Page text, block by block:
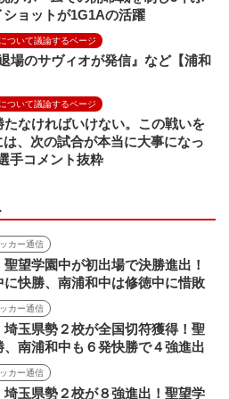
ョットが1G1Aの活躍
ついて議論するページ
場のサヴィオが発信』など【浦和
ついて議論するページ
なければいけない。この戦いを
は、次の試合が本当に大事になっ
手コメント抜粋
カー通信
聖望学園中が初出場で決勝進出！
快勝、南浦和中は修徳中に惜敗
カー通信
埼玉県勢２校が全国切符獲得！聖
南浦和中も６発快勝で４強進出
カー通信
埼玉県勢２校が８強進出！聖望学